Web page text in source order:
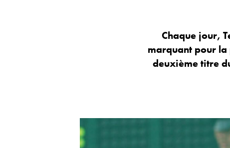
Chaque jour,
marquant pour
deuxième titre